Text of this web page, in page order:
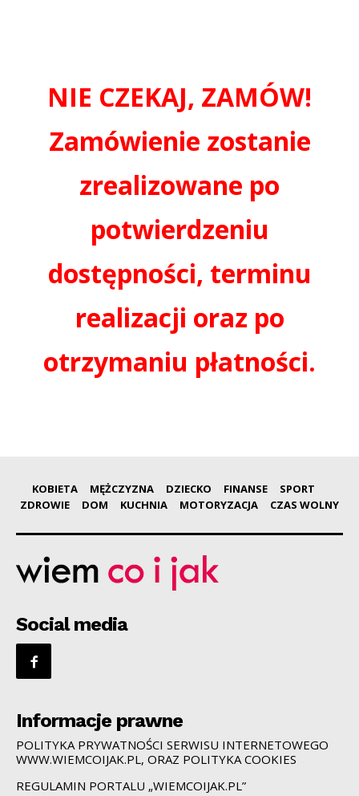
NIE CZEKAJ, ZAMÓW!
Zamówienie zostanie
zrealizowane po
potwierdzeniu
dostępności, terminu
realizacji oraz po
otrzymaniu płatności.
KOBIETA MĘŻCZYZNA DZIECKO FINANSE
SPORT
ZDROWIE
DOM KUCHNIA MOTORYZACJA CZAS WOLNY
Social media
Informacje prawne
POLITYKA PRYWATNOŚCI SERWISU INTERNETOWEGO
WWW.WIEMCOIJAK.PL, ORAZ POLITYKA COOKIES
REGULAMIN PORTALU „WIEMCOIJAK.PL”